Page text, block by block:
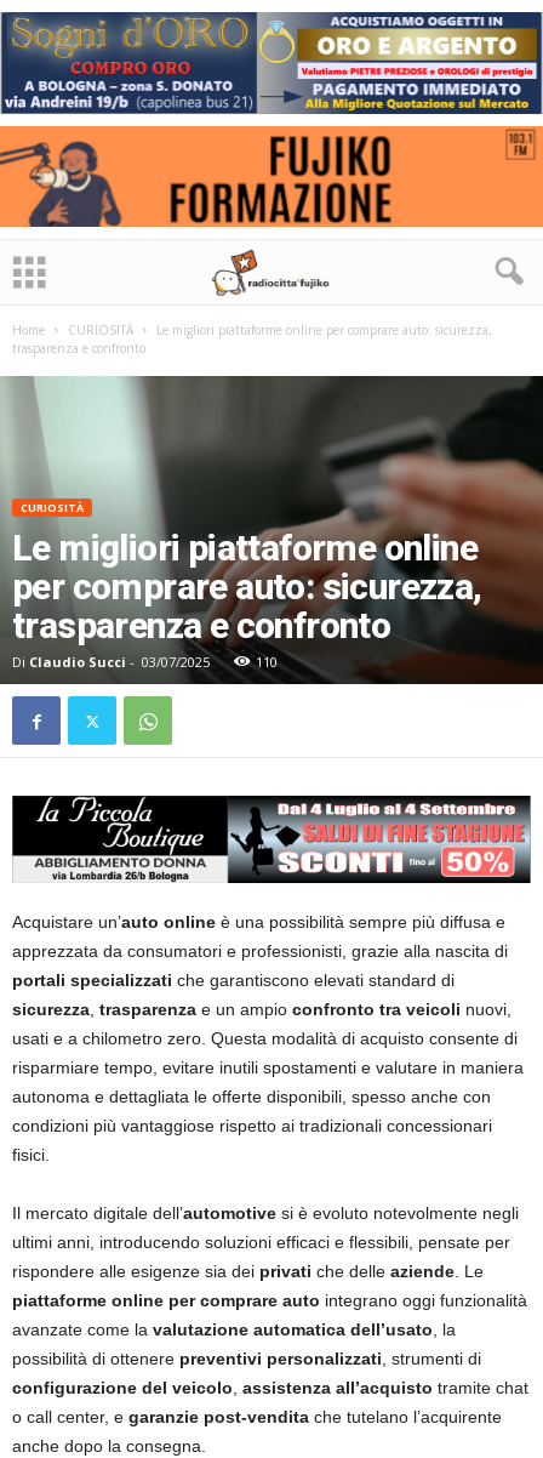
Home CURIOSITÀ
Le migliori piattaforme online per comprare auto: sicurezza,
trasparenza e confronto
CURIOSITÀ
Le migliori piattaforme online
per comprare auto: sicurezza,
trasparenza e confronto
Di Claudio Succi - 03/07/2025 110
Acquistare un’auto online è una possibilità sempre più diffusa e
apprezzata da consumatori e professionisti, grazie alla nascita di
portali specializzati che garantiscono elevati standard di
sicurezza, trasparenza e un ampio confronto tra veicoli nuovi,
usati e a chilometro zero. Questa modalità di acquisto consente di
risparmiare tempo, evitare inutili spostamenti e valutare in maniera
autonoma e dettagliata le offerte disponibili, spesso anche con
condizioni più vantaggiose rispetto ai tradizionali concessionari
fisici.
Il mercato digitale dell’automotive si è evoluto notevolmente negli
ultimi anni, introducendo soluzioni efficaci e flessibili, pensate per
rispondere alle esigenze sia dei privati che delle aziende. Le
piattaforme online per comprare auto integrano oggi funzionalità
avanzate come la valutazione automatica dell’usato, la
possibilità di ottenere preventivi personalizzati, strumenti di
configurazione del veicolo, assistenza all’acquisto tramite chat
o call center, e garanzie post-vendita che tutelano l’acquirente
anche dopo la consegna.